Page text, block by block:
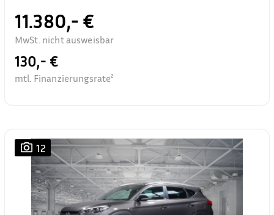
11.380,- €
MwSt. nicht ausweisbar
130,- €
mtl. Finanzierungsrate²
12